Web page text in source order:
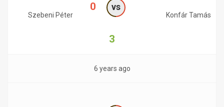
Szebeni Péter
0 vs
3
Konfár Tamás
6 years ago